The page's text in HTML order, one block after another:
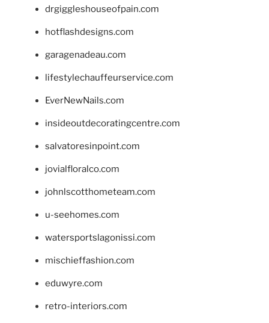
drgiggleshouseofpain.com
hotflashdesigns.com
garagenadeau.com
lifestylechauffeurservice.com
EverNewNails.com
insideoutdecoratingcentre.com
salvatoresinpoint.com
jovialfloralco.com
johnlscotthometeam.com
u-seehomes.com
watersportslagonissi.com
mischieffashion.com
eduwyre.com
retro-interiors.com